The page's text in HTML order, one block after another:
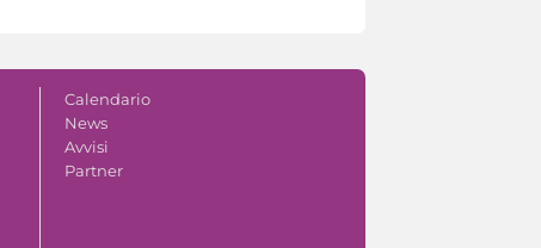
Calendario
News
Avvisi
Partner